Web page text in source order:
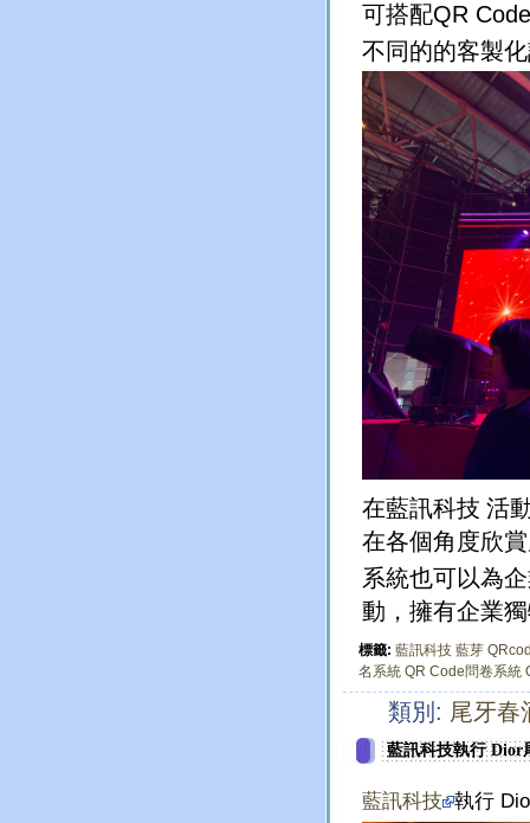
可搭配QR Code
不同的的客製
在藍訊科技 活
在各個角度欣
系統也可以為
動，擁有企業
標籤: 藍訊科技 藍芽
名系統 QR Code問卷系統
類別: 尾牙春
藍訊科技執行 Dior
藍訊科技 執行